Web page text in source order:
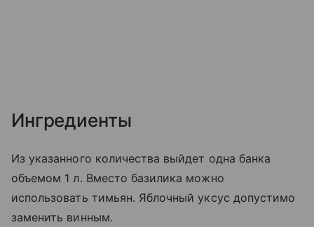
Ингредиенты
Из указанного количества выйдет одна банка
объемом 1 л. Вместо базилика можно
использовать тимьян. Яблочный уксус допустимо
заменить винным.